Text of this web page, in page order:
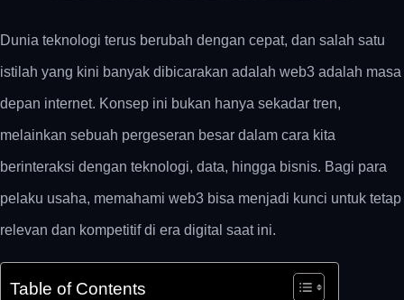
Dunia teknologi terus berubah dengan cepat, dan salah satu
istilah yang kini banyak dibicarakan adalah web3 adalah masa
depan internet. Konsep ini bukan hanya sekadar tren,
melainkan sebuah pergeseran besar dalam cara kita
berinteraksi dengan teknologi, data, hingga bisnis. Bagi para
pelaku usaha, memahami web3 bisa menjadi kunci untuk tetap
relevan dan kompetitif di era digital saat ini.
Table of Contents